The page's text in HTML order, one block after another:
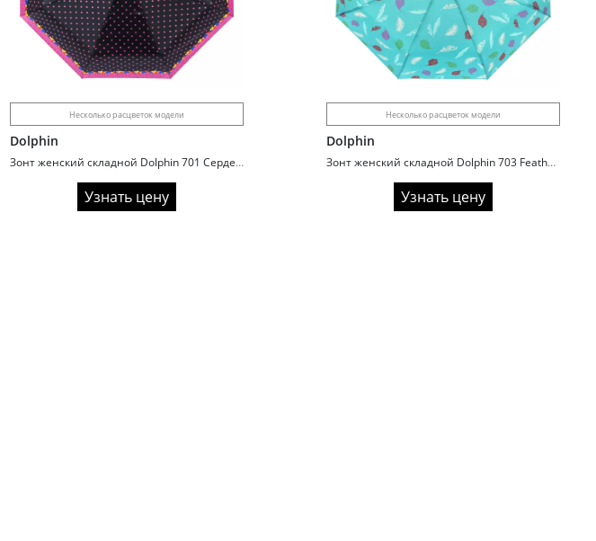
Несколько расцветок модели
Dolphin
Зонт женский складной Dolphin 701 Сердечки
Узнать цену
Несколько расцветок модели
Dolphin
Зонт женский складной Dolphin 703 Feathers
Узнать цену